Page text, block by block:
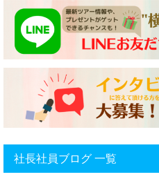
社長社員ブログ 一覧